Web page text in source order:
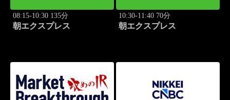
08:15-10:30 135分
朝エクスプレス
10:30-11:40 70分
朝エクスプレス